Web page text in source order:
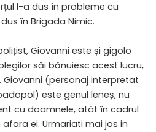
l-a dus în probleme cu
în Brigada Nimic.
Giovanni este și gigolo
săi bănuiesc acest lucru,
Giovanni (personaj interpretat
este genul leneș, nu
cu doamnele, atât în cadrul
ei. Urmariati mai jos in